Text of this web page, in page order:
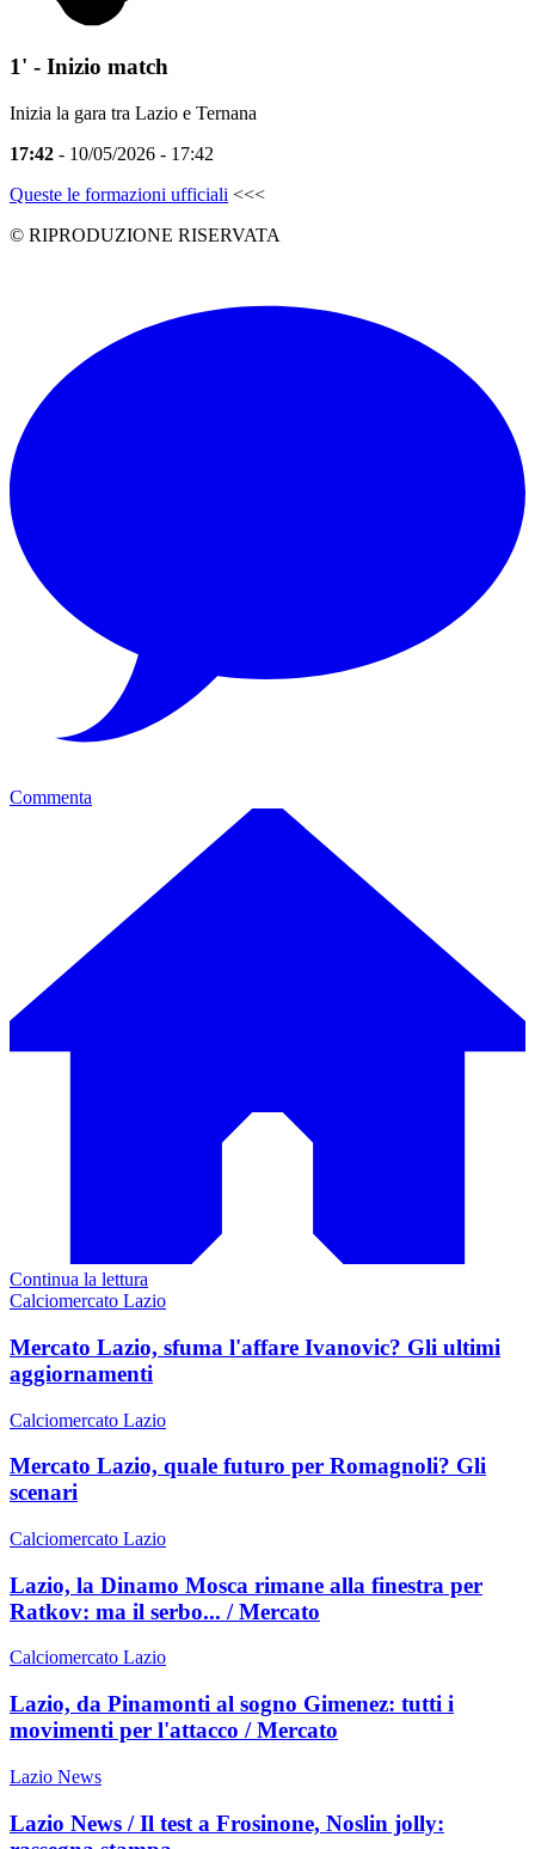
1' - Inizio match
Inizia la gara tra Lazio e Ternana
17:42 - 10/05/2026 - 17:42
Queste le formazioni ufficiali <<<
© RIPRODUZIONE RISERVATA
Commenta
Continua la lettura
Calciomercato Lazio
Mercato Lazio, sfuma l'affare Ivanovic? Gli ultimi
aggiornamenti
Calciomercato Lazio
Mercato Lazio, quale futuro per Romagnoli? Gli
scenari
Calciomercato Lazio
Lazio, la Dinamo Mosca rimane alla finestra per
Ratkov: ma il serbo... / Mercato
Calciomercato Lazio
Lazio, da Pinamonti al sogno Gimenez: tutti i
movimenti per l'attacco / Mercato
Lazio News
Lazio News / Il test a Frosinone, Noslin jolly: